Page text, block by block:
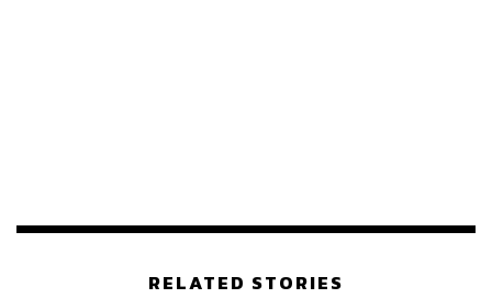
TAGS: ชัชชาติ สิทธิพันธุ์ เลือกตั้งผู้ว่าฯ กทม
ผู้ว่าฯ กทม.
RELATED STORIES